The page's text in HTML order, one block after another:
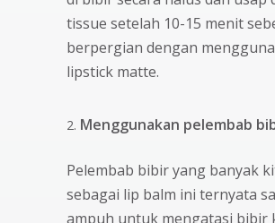
tissue setelah 10-15 menit
berpergian dengan
lipstick matte.
Menggunakan pelembab
Pelembab bibir yang banyak
sebagai lip balm ini ternyata
ampuh untuk mengatasi bibir